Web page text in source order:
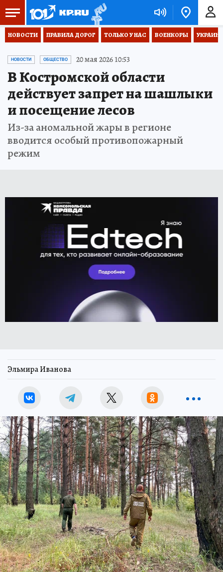
НОВОСТИ ПРАВИЛА ДОРОГ ТОЛЬКО У НАС ВОЕНКОРЫ
НОВОСТИ ОБЩЕСТВО 20 мая 2026 10:53
В Костромской области
действует запрет на шашлыки
и посещение лесов
Из-за аномальной жары в регионе
вводится особый противопожарный
режим
Эльмира Иванова